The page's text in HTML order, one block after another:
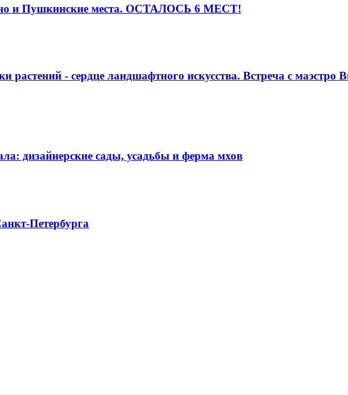
и Пушкинские места. ОСТАЛОСЬ 6 МЕСТ!
растений - сердце ландшафтного искусства. Встреча с маэстро
дизайнерские сады, усадьбы и ферма мхов
Петербурга